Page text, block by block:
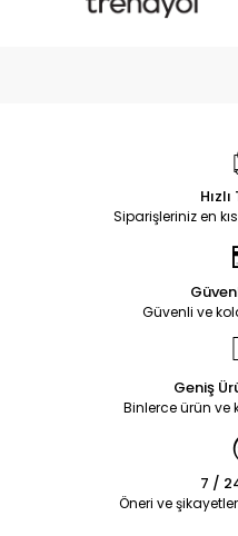
Siparişleriniz en
Güvenli ve
Geniş
Binlerce ürün
7 /
Öneri ve